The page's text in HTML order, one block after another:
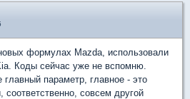
формулах Mazda, использовали
Коды сейчас уже не вспомню.
главный параметр, главное - это
совсем другой